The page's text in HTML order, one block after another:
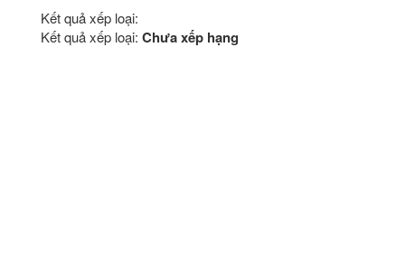
Kết quả xếp loại:
Kết quả xếp loại: Chưa xếp hạng